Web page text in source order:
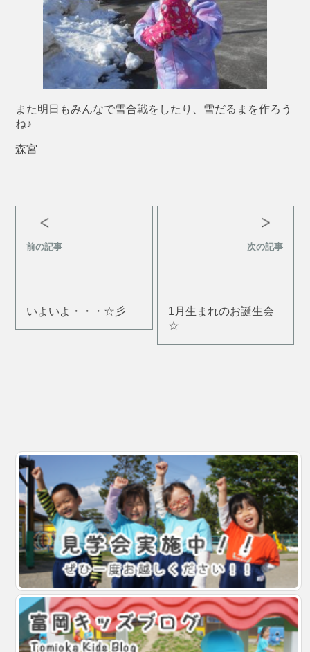
また明日もみんなで雪合戦をしたり、雪だるまを作ろう
ね♪
森宮
前の記事
いよいよ・・・☆彡
次の記事
1月生まれのお誕生会
☆